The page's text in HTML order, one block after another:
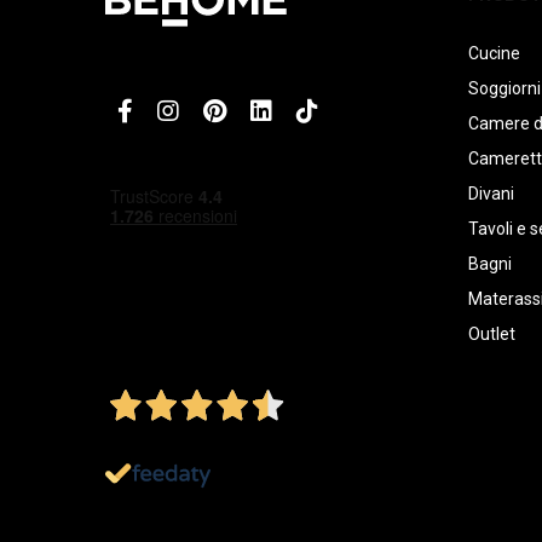
Cucine
Soggiorni
Camere
Divani
Tavoli e
Bagni
Outlet